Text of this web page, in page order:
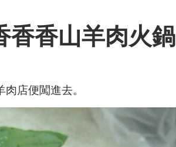
香香山羊肉火鍋
店便闖進去。